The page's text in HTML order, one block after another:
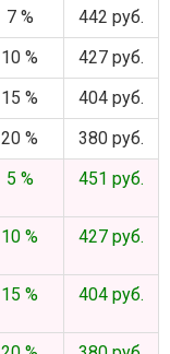
7 %
442 руб.
10 %
427 руб.
15 %
404 руб.
20 %
380 руб.
5 % 451 руб.
10 % 427 руб.
15 % 404 руб.